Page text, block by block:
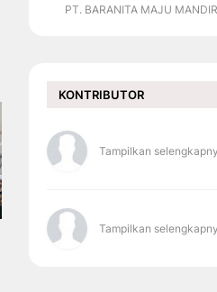
PT. BARANITA MAJU
KONTRIBUTOR
Tampilkan
Tampilkan